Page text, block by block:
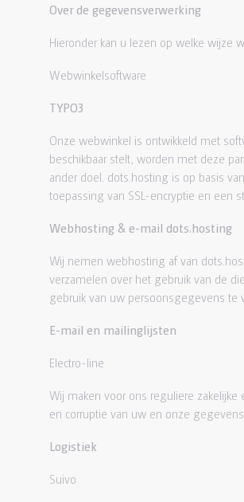
Over de gegevensverwerking
Hieronder kan u lezen op welke wijze
Webwinkelsoftware
TYPO3
Onze webwinkel is ontwikkeld met
beschikbaar stelt, worden met deze
ander doel. dots.hosting is op basis
toepassing van SSL-encryptie en een
Webhosting & e-mail dots.hosting
Wij nemen webhosting af van
verzamelen over het gebruik van de
gebruik van uw persoonsgegevens
E-mail en mailinglijsten
Electro-line
Wij maken voor ons reguliere
en corruptie van uw en onze
Logistiek
Suivo